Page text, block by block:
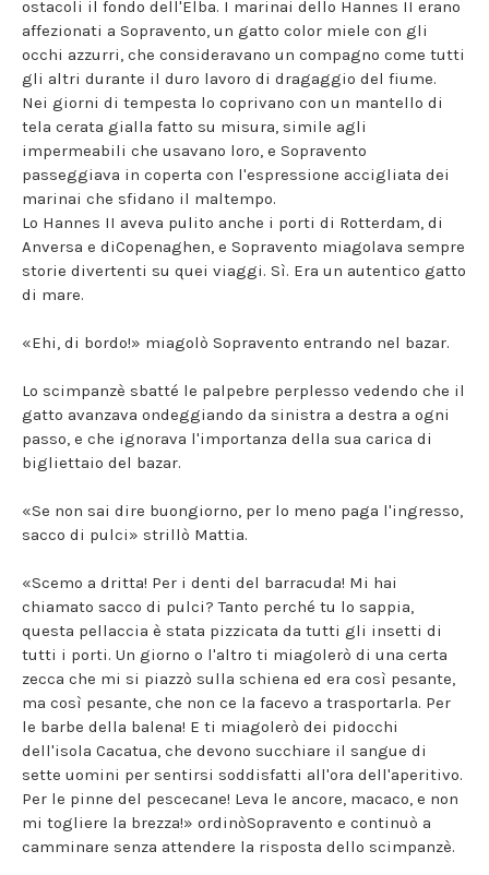
ostacoli il fondo dell'Elba. I marinai dello Hannes II erano
affezionati a Sopravento, un gatto color miele con gli
occhi azzurri, che consideravano un compagno come tutti
gli altri durante il duro lavoro di dragaggio del fiume.
Nei giorni di tempesta lo coprivano con un mantello di
tela cerata gialla fatto su misura, simile agli
impermeabili che usavano loro, e Sopravento
passeggiava in coperta con l'espressione accigliata dei
marinai che sfidano il maltempo.
Lo Hannes II aveva pulito anche i porti di Rotterdam, di
Anversa e diCopenaghen, e Sopravento miagolava sempre
storie divertenti su quei viaggi. Sì. Era un autentico gatto
di mare.
«Ehi, di bordo!» miagolò Sopravento entrando nel bazar.
Lo scimpanzè sbatté le palpebre perplesso vedendo che il
gatto avanzava ondeggiando da sinistra a destra a ogni
passo, e che ignorava l'importanza della sua carica di
bigliettaio del bazar.
«Se non sai dire buongiorno, per lo meno paga l'ingresso,
sacco di pulci» strillò Mattia.
«Scemo a dritta! Per i denti del barracuda! Mi hai
chiamato sacco di pulci? Tanto perché tu lo sappia,
questa pellaccia è stata pizzicata da tutti gli insetti di
tutti i porti. Un giorno o l'altro ti miagolerò di una certa
zecca che mi si piazzò sulla schiena ed era così pesante,
ma così pesante, che non ce la facevo a trasportarla. Per
le barbe della balena! E ti miagolerò dei pidocchi
dell'isola Cacatua, che devono succhiare il sangue di
sette uomini per sentirsi soddisfatti all'ora dell'aperitivo.
Per le pinne del pescecane! Leva le ancore, macaco, e non
mi togliere la brezza!» ordinòSopravento e continuò a
camminare senza attendere la risposta dello scimpanzè.